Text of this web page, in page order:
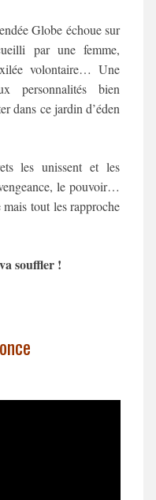
Globe échoue sur
par une femme,
volontaire… Une
personnalités bien
dans ce jardin d’éden
les unissent et les
le pouvoir…
tout les rapproche
souffler !